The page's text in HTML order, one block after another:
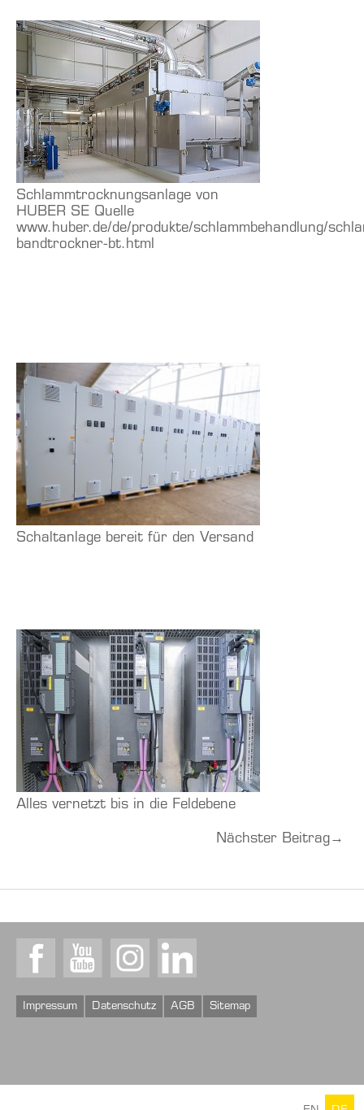
Schlammtrocknungsanlage von
HUBER SE Quelle
www.huber.de/de/produkte/schlammbehandlung/
bandtrockner-bt.html
Schaltanlage bereit für den Versand
Alles vernetzt bis in die Feldebene
Nächster Beitrag→
Impressum Datenschutz AGB Sitemap